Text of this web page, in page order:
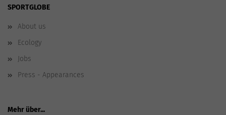
SPORTGLOBE
About us
Ecology
Jobs
Press - Appearances
Mehr über...